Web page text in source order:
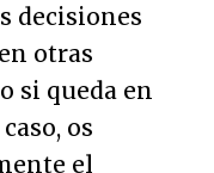
decisiones
otras
si queda en
os
el